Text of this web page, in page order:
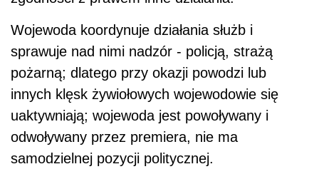
Wojewoda koordynuje działania służb i
sprawuje nad nimi nadzór - policją, strażą
pożarną; dlatego przy okazji powodzi lub
innych klęsk żywiołowych wojewodowie się
uaktywniają; wojewoda jest powoływany i
odwoływany przez premiera, nie ma
samodzielnej pozycji politycznej.